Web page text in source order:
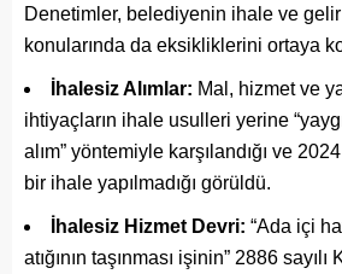
Denetimler, belediyenin ihale ve
konularında da eksikliklerini ortaya
İhalesiz Alımlar: Mal, hizmet ve
ihtiyaçların ihale usulleri yerine
alım” yöntemiyle karşılandığı ve
bir ihale yapılmadığı görüldü.
İhalesiz Hizmet Devri: “Ada içi
atığının taşınması işinin” 2886